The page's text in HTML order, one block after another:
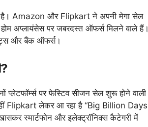
है। Amazon और Flipkart ने अपनी मेगा सेल
अप्लायंसेस पर जबरदस्त ऑफर्स मिलने वाले हैं।
और बैंक ऑफर्स।
पर फेस्टिव सीजन सेल शुरू होने वाली
Flipkart लेकर आ रहा है “Big Billion Days
स्मार्टफोन और इलेक्ट्रॉनिक्स कैटेगरी में